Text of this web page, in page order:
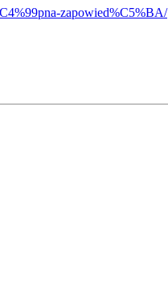
zapowied%C5%BA/